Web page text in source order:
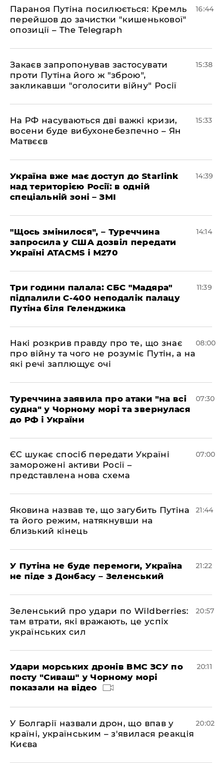
Параноя Путіна посилюється: Кремль
перейшов до зачистки "кишенькової"
опозиції – The Telegraph
16:44
Закаєв запропонував застосувати
проти Путіна його ж "зброю",
закликавши "оголосити війну" Росії
15:38
На РФ насуваються дві важкі кризи,
восени буде вибухонебезпечно – Ян
Матвєєв
15:33
Україна вже має доступ до Starlink
над територією Росії: в одній
спеціальній зоні – ЗМІ
14:39
"Щось змінилося", – Туреччина
запросила у США дозвіл передати
Україні ATACMS і M270
14:14
Три години палала: СБС "Мадяра"
підпалили С-400 неподалік палацу
Путіна біля Геленджика
11:39
Накі розкрив правду про те, що знає
про війну та чого не розуміє Путін, а на
які речі заплющує очі
08:00
Туреччина заявила про атаки "на всі
судна" у Чорному морі та звернулася
до РФ і України
07:30
ЄС шукає спосіб передати Україні
заморожені активи Росії –
представлена ​​нова схема
07:00
Яковина назвав те, що загубить Путіна
та його режим, натякнувши на
близький кінець
21:44
У Путіна не буде перемоги, Україна
не піде з Донбасу – Зеленський
21:22
Зеленський про удари по Wildberries:
там втрати, які вражають, це успіх
українських сил
20:57
Удари морських дронів ВМС ЗСУ по
посту "Сиваш" у Чорному морі
показали на відео
20:11
У Болгарії назвали дрон, що впав у
країні, українським – з'явилася реакція
Києва
20:02